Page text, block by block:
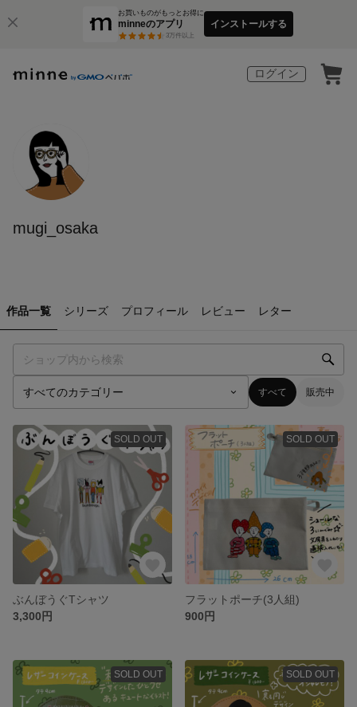
お買いものがもっとお得に
minneのアプリ
3万件以上
インストールする
ログイン
mugi_osaka
作品一覧 シリーズ プロフィール レビュー レター
すべて 販売中
SOLD OUT
ぶんぼうぐTシャツ
3,300円
SOLD OUT
フラットポーチ(3人組)
900円
SOLD OUT SOLD OUT